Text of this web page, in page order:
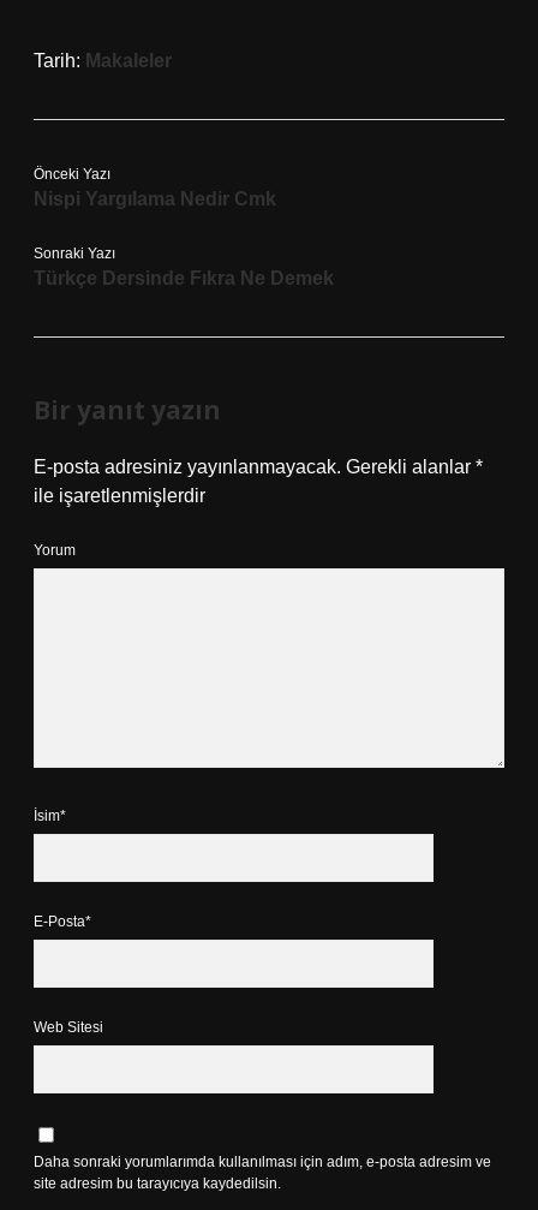
Tarih: Makaleler
Önceki Yazı
Nispi Yargılama Nedir Cmk
Sonraki Yazı
Türkçe Dersinde Fıkra Ne Demek
Bir yanıt yazın
E-posta adresiniz yayınlanmayacak. Gerekli alanlar *
ile işaretlenmişlerdir
Yorum
İsim*
E-Posta*
Web Sitesi
Daha sonraki yorumlarımda kullanılması için adım, e-posta adresim ve
site adresim bu tarayıcıya kaydedilsin.